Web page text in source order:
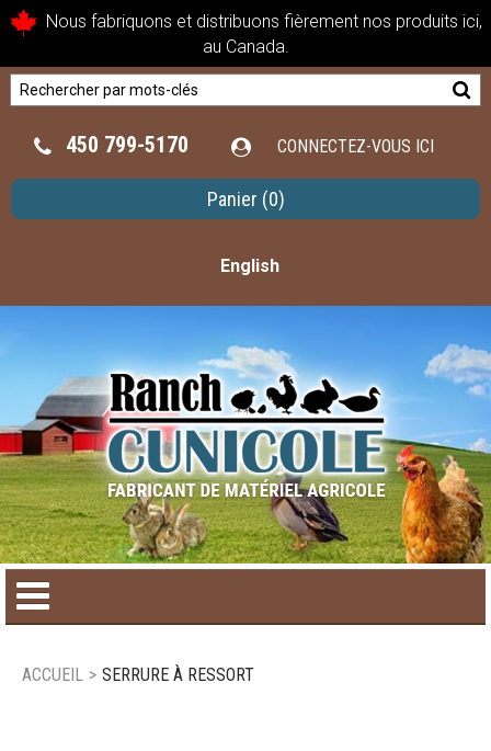
Nous fabriquons et distribuons fièrement nos produits ici,
au Canada.
450 799-5170 CONNECTEZ-VOUS ICI
Panier (0)
English
ACCUEIL > SERRURE À RESSORT